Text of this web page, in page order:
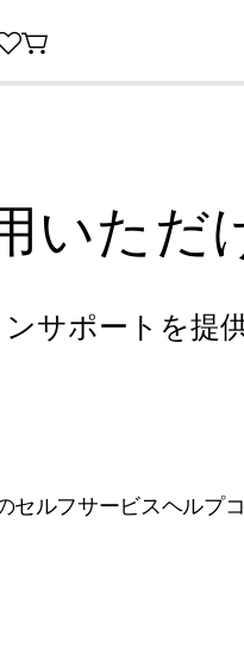
いただ
サポートを提
ルフサービスヘルプ